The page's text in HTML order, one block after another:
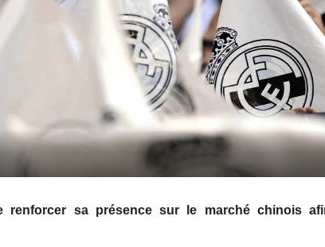
renforcer sa présence sur le marché chinois